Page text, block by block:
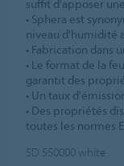
suffit d'apposer
• Sphera est
niveau d'humidité
• Fabrication dans
• Le format de la
garantit des
• Un taux
• Des propriétés
toutes les normes
SD 550000 white